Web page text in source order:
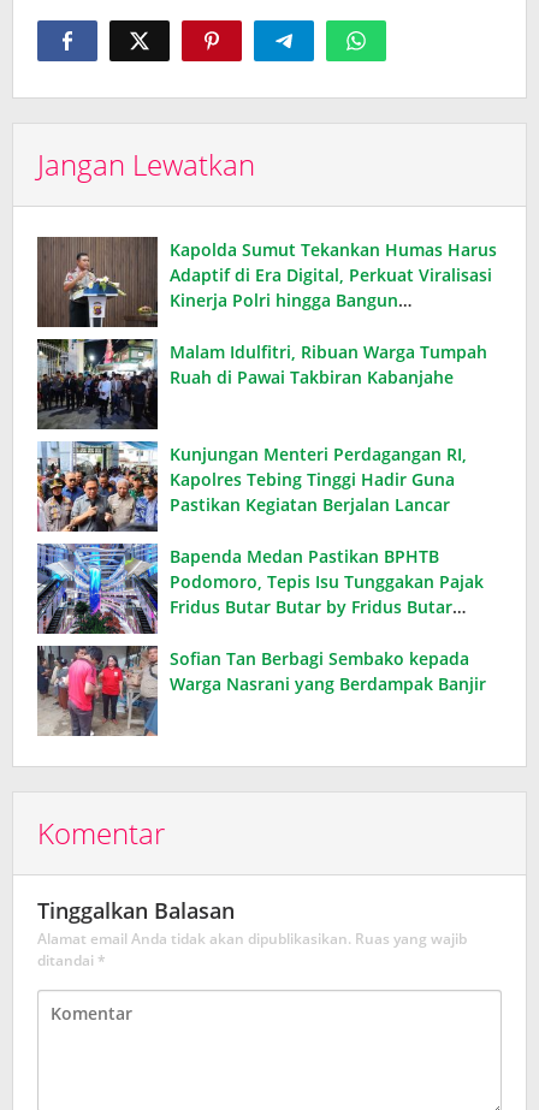
Jangan Lewatkan
Kapolda Sumut Tekankan Humas Harus
Adaptif di Era Digital, Perkuat Viralisasi
Kinerja Polri hingga Bangun
Malam Idulfitri, Ribuan Warga Tumpah
Ruah di Pawai Takbiran Kabanjahe
Kunjungan Menteri Perdagangan RI,
Kapolres Tebing Tinggi Hadir Guna
Pastikan Kegiatan Berjalan Lancar
Bapenda Medan Pastikan BPHTB
Podomoro, Tepis Isu Tunggakan Pajak
Fridus Butar Butar by Fridus Butar
Sofian Tan Berbagi Sembako kepada
Warga Nasrani yang Berdampak Banjir
Komentar
Tinggalkan Balasan
Alamat email Anda tidak akan dipublikasikan. Ruas yang wajib
ditandai *